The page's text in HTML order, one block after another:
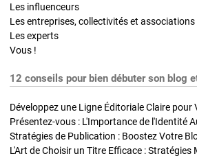
Les influenceurs
Les entreprises, collectivités et associations
Les experts
Vous !
12 conseils pour bien débuter son blog
Développez une Ligne Éditoriale Claire pour
Présentez-vous : L'Importance de l'Identité
L'Art de Choisir un Titre Efficace : Stratégies